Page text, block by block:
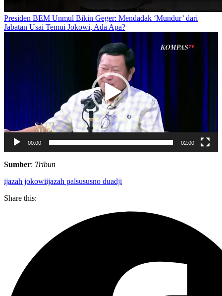
Presiden BEM Unmul Bikin Geger: Mendadak ‘Mundur’ dari
Jabatan Usai Temui Jokowi, Ada Apa?
00:00 02:00
Sumber: Tribun
ijazah jokowiijazah palsususno duadji
Share this: